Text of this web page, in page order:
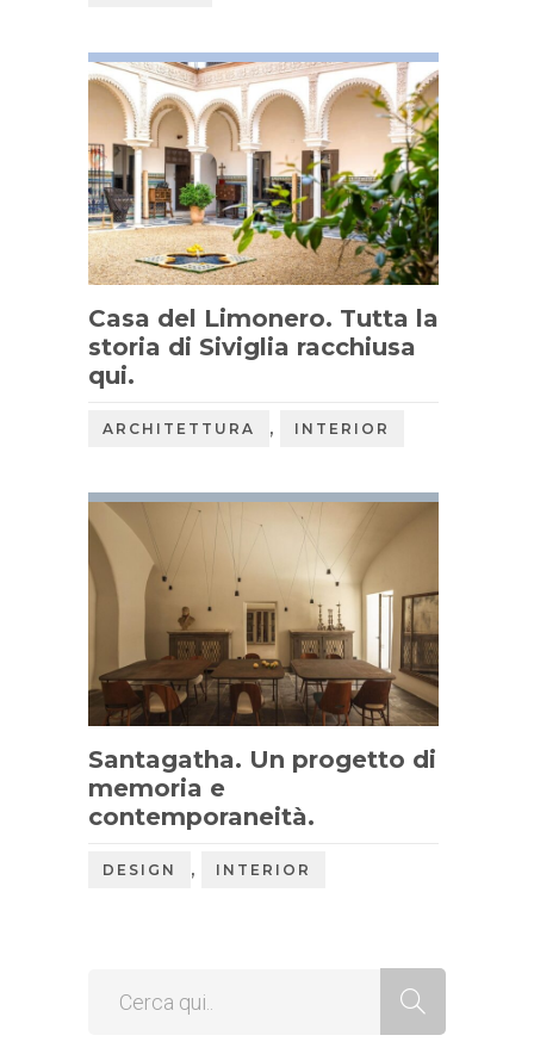
Casa del Limonero. Tutta la
storia di Siviglia racchiusa
qui.
ARCHITETTURA , INTERIOR
Santagatha. Un progetto di
memoria e
contemporaneità.
DESIGN , INTERIOR